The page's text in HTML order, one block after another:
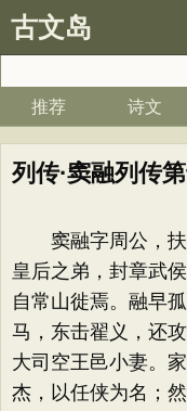
古文岛
推荐 诗文
列传·窦融列传
窦融字周公，扶
皇后之弟，封章武
自常山徙焉。融早
马，东击翟义，还
大司空王邑小妻。
杰，以任侠为名；